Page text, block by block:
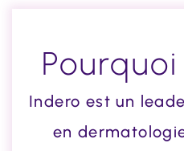
Indero est un
en